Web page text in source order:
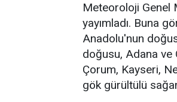
Meteoroloji Genel
yayımladı. Buna
Anadolu'nun
doğusu, Adana ve
Çorum, Kayseri,
gök gürültülü